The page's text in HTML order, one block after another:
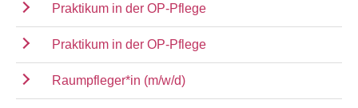
Praktikum in der OP-Pflege
Praktikum in der OP-Pflege
Raumpfleger*in (m/w/d)